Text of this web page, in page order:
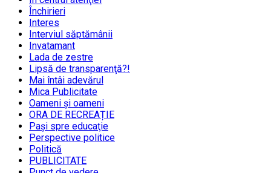
Închirieri
Interes
Interviul săptămânii
Invatamant
Lada de zestre
Lipsă de transparenţă?!
Mai întâi adevărul
Mica Publicitate
Oameni şi oameni
ORA DE RECREAȚIE
Paşi spre educaţie
Perspective politice
Politică
PUBLICITATE